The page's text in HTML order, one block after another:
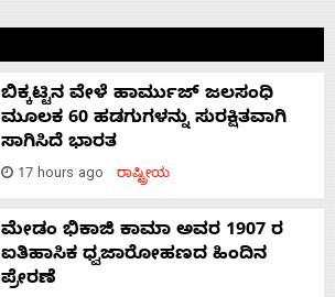
ಬಿಕ್ಕಟ್ಟಿನ ವೇಳೆ ಹಾರ್ಮುಜ್ ಜಲಸಂಧಿ
ಮೂಲಕ 60 ಹಡಗುಗಳನ್ನು ಸುರಕ್ಷಿತವಾಗಿ
ಸಾಗಿಸಿದೆ ಭಾರತ
17 hours ago ರಾಷ್ಟ್ರೀಯ
ಮೇಡಂ ಭಿಕಾಜಿ ಕಾಮಾ ಅವರ 1907 ರ
ಐತಿಹಾಸಿಕ ಧ್ವಜಾರೋಹಣದ ಹಿಂದಿನ
ಪ್ರೇರಣೆ